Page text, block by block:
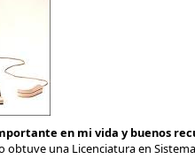
en mi vida y buenos
obtuve una Licenciatura en